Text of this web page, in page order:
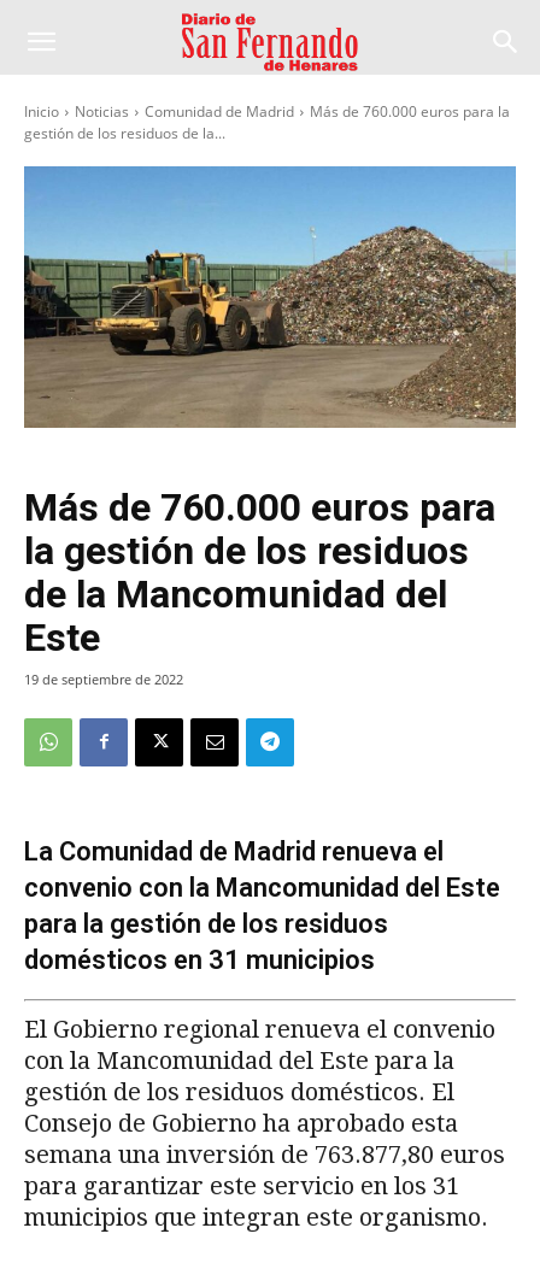
Inicio Noticias Comunidad de Madrid
Más de 760.000 euros para la
gestión de los residuos de la...
Más de 760.000 euros para
la gestión de los residuos
de la Mancomunidad del
Este
19 de septiembre de 2022
La Comunidad de Madrid renueva el
convenio con la Mancomunidad del Este
para la gestión de los residuos
domésticos en 31 municipios
El Gobierno regional renueva el convenio
con la Mancomunidad del Este para la
gestión de los residuos domésticos. El
Consejo de Gobierno ha aprobado esta
semana una inversión de 763.877,80 euros
para garantizar este servicio en los 31
municipios que integran este organismo.